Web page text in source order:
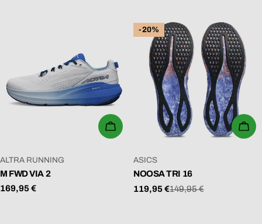
WÄHLEN SIE OPTIONEN
VERKÄUFER:
ALTRA RUNNING
M FWD VIA 2
Regulärer
169,95 €
-20%
VERKÄUFER:
ASICS
NOOSA TRI 16
Verkaufspreis
119,95 €
Regulärer149,95 €